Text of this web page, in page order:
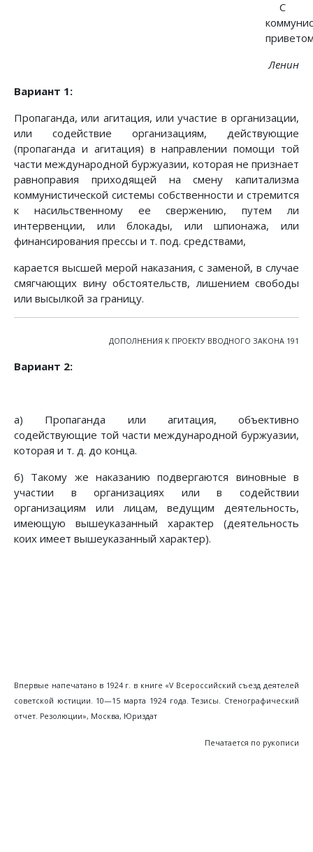
С
Ленин
Вариант 1:
Пропаганда, или агитация, или участие в организации,
или содействие организациям, действующие
(пропаганда и агитация) в направлении помощи той
части международной буржуазии, которая не признает
равноправия приходящей на смену капитализма
коммунистической системы собственности и стремится
к насильственному ее свержению, путем ли
интервенции, или блокады, или шпионажа, или
финансирования прессы и т. под. средствами,
карается высшей мерой наказания, с заменой, в случае
смягчающих вину обстоятельств, лишением свободы
или высылкой за границу.
ДОПОЛНЕНИЯ К ПРОЕКТУ ВВОДНОГО ЗАКОНА 191
Вариант 2:
а) Пропаганда или агитация, объективно
содействующие той части международной буржуазии,
которая и т. д. до конца.
б) Такому же наказанию подвергаются виновные в
участии в организациях или в содействии
организациям или лицам, ведущим деятельность,
имеющую вышеуказанный характер (деятельность
коих имеет вышеуказанный характер).
Впервые напечатано в 1924 г. в книге «V Всероссийский съезд деятелей
советской юстиции. 10—15 марта 1924 года. Тезисы. Стенографический
отчет. Резолюции», Москва, Юриздат
Печатается по рукописи